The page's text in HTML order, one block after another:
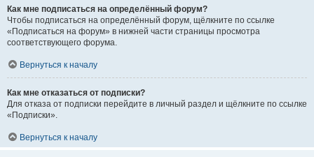
Как мне подписаться на определённый форум?
Чтобы подписаться на определённый форум, щёлкните по ссылке
«Подписаться на форум» в нижней части страницы просмотра
соответствующего форума.
Вернуться к началу
Как мне отказаться от подписки?
Для отказа от подписки перейдите в личный раздел и щёлкните по ссылке
«Подписки».
Вернуться к началу